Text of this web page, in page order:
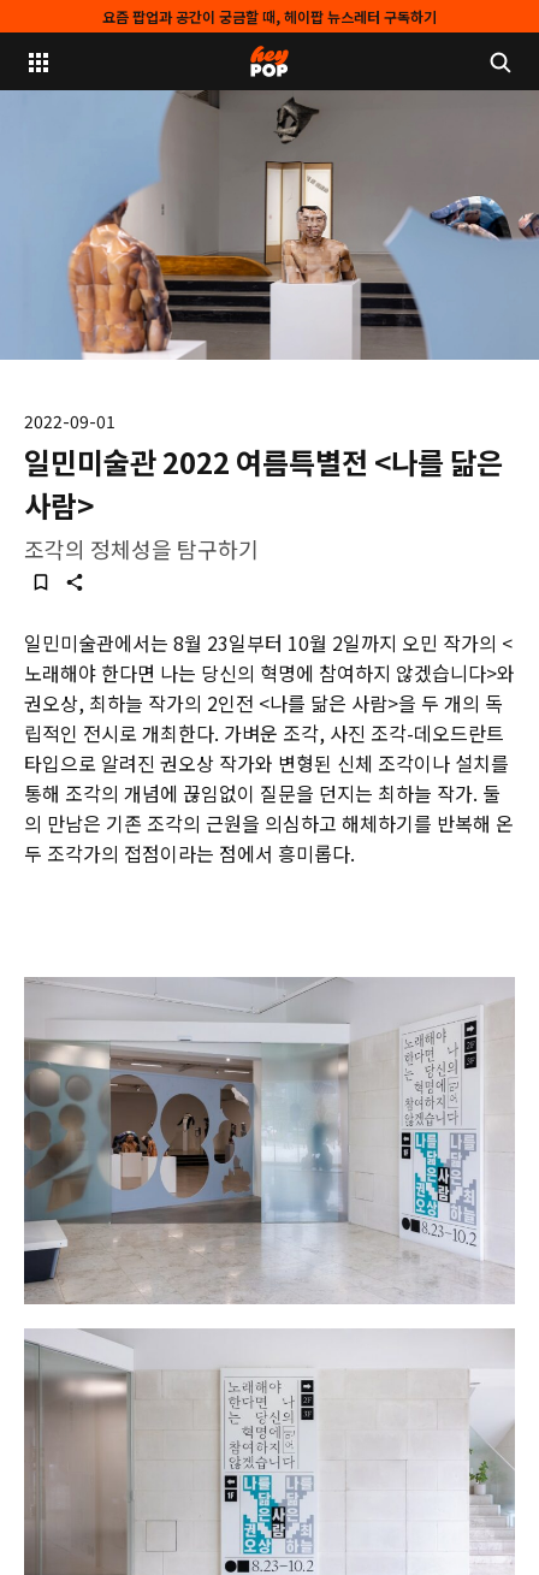
요즘 팝업과 공간이 궁금할 때, 헤이팝 뉴스레터 구독하기
2022-09-01
일민미술관 2022 여름특별전 <나를 닮은
사람>
조각의 정체성을 탐구하기
일민미술관에서는 8월 23일부터 10월 2일까지 오민 작가의 <
노래해야 한다면 나는 당신의 혁명에 참여하지 않겠습니다>와
권오상, 최하늘 작가의 2인전 <나를 닮은 사람>을 두 개의 독
립적인 전시로 개최한다. 가벼운 조각, 사진 조각-데오드란트
타입으로 알려진 권오상 작가와 변형된 신체 조각이나 설치를
통해 조각의 개념에 끊임없이 질문을 던지는 최하늘 작가. 둘
의 만남은 기존 조각의 근원을 의심하고 해체하기를 반복해 온
두 조각가의 접점이라는 점에서 흥미롭다.